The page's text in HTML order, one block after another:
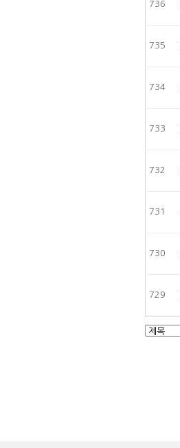
736
735
734
733
732
731
730
729